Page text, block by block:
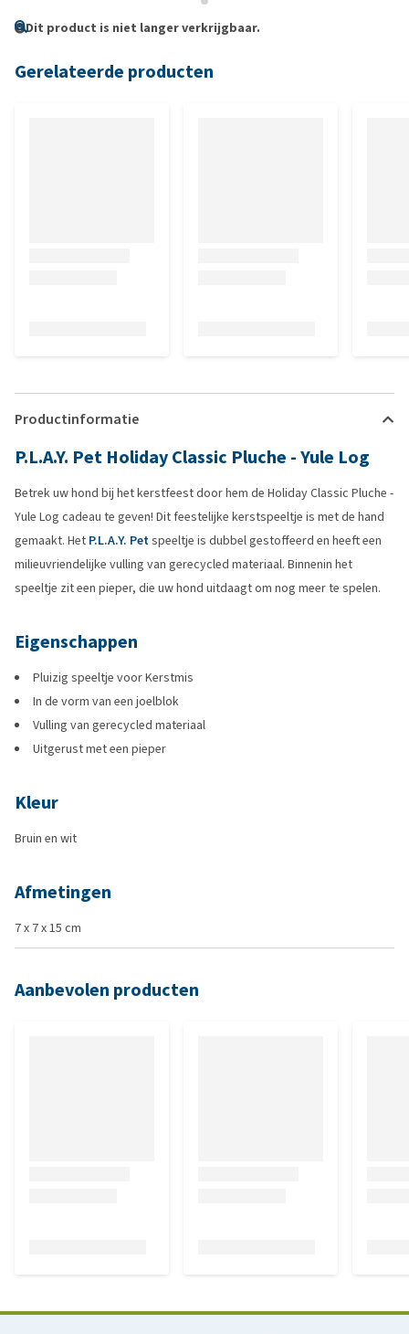
Dit product is niet langer verkrijgbaar.
Gerelateerde producten
Productinformatie
P.L.A.Y. Pet Holiday Classic Pluche - Yule Log
Betrek uw hond bij het kerstfeest door hem de Holiday Classic Pluche -
Yule Log cadeau te geven! Dit feestelijke kerstspeeltje is met de hand
gemaakt. Het P.L.A.Y. Petspeeltje is dubbel gestoffeerd en heeft een
milieuvriendelijke vulling van gerecycled materiaal. Binnenin het
speeltje zit een pieper, die uw hond uitdaagt om nog meer te spelen.
Eigenschappen
Pluizig speeltje voor Kerstmis
In de vorm van een joelblok
Vulling van gerecycled materiaal
Uitgerust met een pieper
Kleur
Bruin en wit
Afmetingen
7 x 7 x 15 cm
Aanbevolen producten